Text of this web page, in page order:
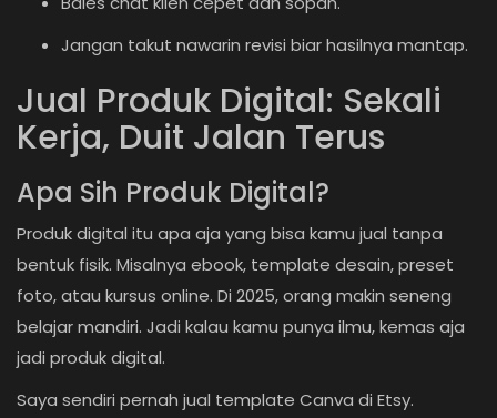
Jangan takut nawarin revisi biar hasilnya mantap.
Jual Produk Digital: Sekali
Kerja, Duit Jalan Terus
Apa Sih Produk Digital?
Produk digital itu apa aja yang bisa kamu jual tanpa
bentuk fisik. Misalnya ebook, template desain, preset
foto, atau kursus online. Di 2025, orang makin seneng
belajar mandiri. Jadi kalau kamu punya ilmu, kemas aja
jadi produk digital.
Saya sendiri pernah jual template Canva di Etsy.